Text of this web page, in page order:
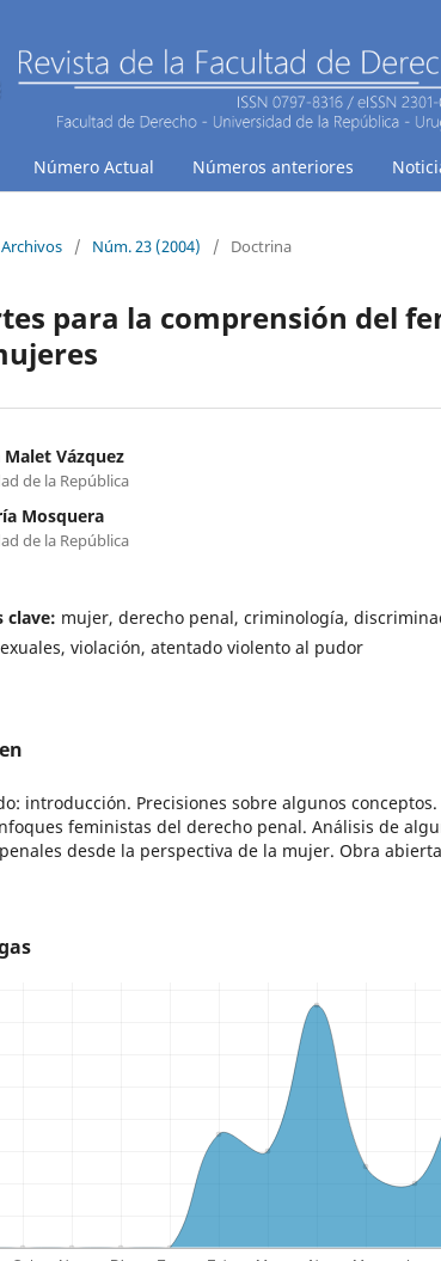
Número Actual Números anteriores
Archivos / Núm. 23 (2004) / Doctrina
para la comprensión del
Vázquez
de la República
Mosquera
de la República
clave: mujer, derecho penal, criminología,
violación, atentado violento al pudor
introducción. Precisiones sobre algunos
feministas del derecho penal. Análisis de
desde la perspectiva de la mujer. Obra abierta